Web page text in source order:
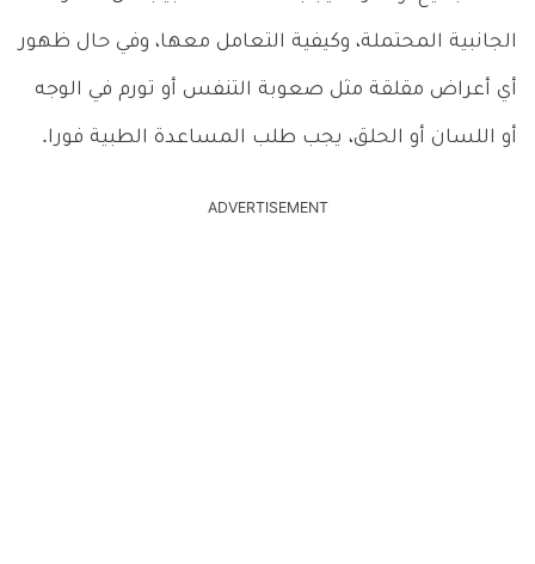
الجانبية المحتملة، وكيفية التعامل معها، وفي حال ظهور
أي أعراض مقلقة مثل صعوبة التنفس أو تورم في الوجه
أو اللسان أو الحلق، يجب طلب المساعدة الطبية فورا.
ADVERTISEMENT